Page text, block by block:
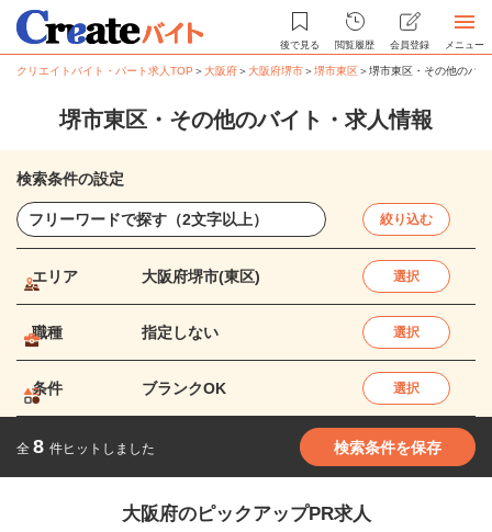
後で見る 閲覧履歴 会員登録 メニュー
クリエイトバイト・パート求人TOP ＞大阪府＞大阪府堺市＞堺市東区＞堺市東区・その他のバ
堺市東区・その他のバイト・求人情報
検索条件の設定
絞り込む
エリア 大阪府堺市(東区) 選択
職種 指定しない 選択
条件 ブランクOK 選択
全 8 件ヒットしました 検索条件を保存
大阪府のピックアップPR求人